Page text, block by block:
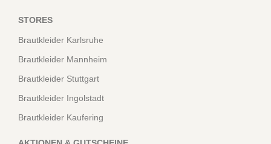
STORES
Brautkleider Karlsruhe
Brautkleider Mannheim
Brautkleider Stuttgart
Brautkleider Ingolstadt
Brautkleider Kaufering